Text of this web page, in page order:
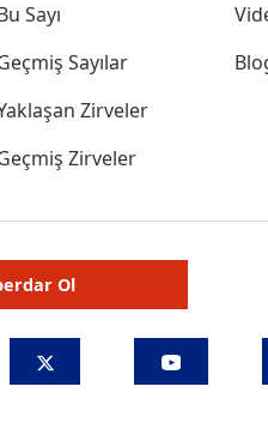
Sayı
Sayılar
Zirveler
Zirveler
Ol